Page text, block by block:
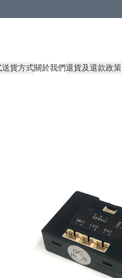
送貨方式關於我們退貨及退款政策